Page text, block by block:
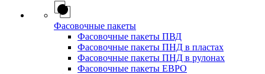
Фасовочные пакеты
Фасовочные пакеты ПВД
Фасовочные пакеты ПНД в пластах
Фасовочные пакеты ПНД в рулонах
Фасовочные пакеты ЕВРО